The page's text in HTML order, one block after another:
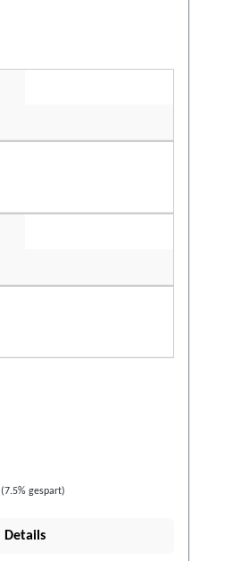
(7.5% gespart)
Details